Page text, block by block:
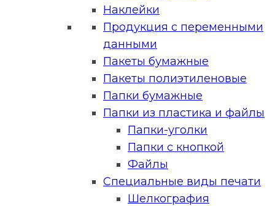
Наклейки
Продукция с переменными
данными
Пакеты бумажные
Пакеты полиэтиленовые
Папки бумажные
Папки из пластика и файлы
Папки-уголки
Папки с кнопкой
Файлы
Специальные виды печати
Шелкография